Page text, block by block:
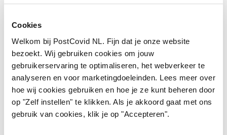
Cookies
Welkom bij PostCovid NL. Fijn dat je onze website
bezoekt. Wij gebruiken cookies om jouw
gebruikerservaring te optimaliseren, het webverkeer te
analyseren en voor marketingdoeleinden. Lees meer over
hoe wij cookies gebruiken en hoe je ze kunt beheren door
op "Zelf instellen" te klikken. Als je akkoord gaat met ons
gebruik van cookies, klik je op "Accepteren".
Column van Karien
8 artikelen
Elke maand neemt Karien ons verder
mee in haar leven met Long Covid
Column van Robbert